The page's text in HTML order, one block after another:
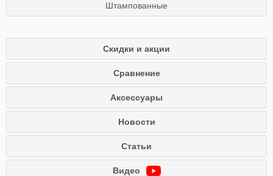
Штампованные
Скидки и акции
Сравнение
Аксессуары
Новости
Статьи
Видео